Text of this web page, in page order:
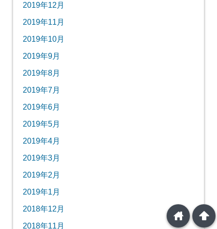
2019年12月
2019年11月
2019年10月
2019年9月
2019年8月
2019年7月
2019年6月
2019年5月
2019年4月
2019年3月
2019年2月
2019年1月
2018年12月
2018年11月
arrowup
home